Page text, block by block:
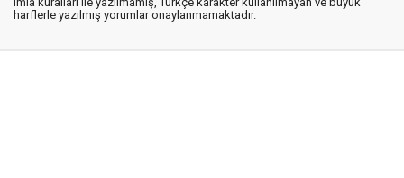
harflerle yazılmış yorumlar onaylanmamaktadır.